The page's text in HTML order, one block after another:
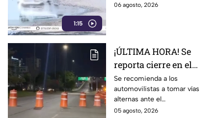
1:15
06 agosto, 2026
¡ÚLTIMA HORA! Se
reporta cierre en el
Distribuidor Juan
Pablo II en León; esto
sabemos
Se recomienda a los
automovilistas a tomar vías
alternas ante el
congestionamiento que se
05 agosto, 2026